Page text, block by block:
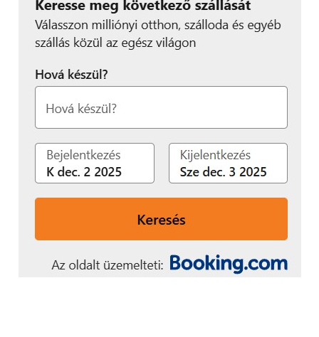
További friss híreket talál aTechnokrata
főoldalán!
Csatlakozzon hozzánk a
Facebookon